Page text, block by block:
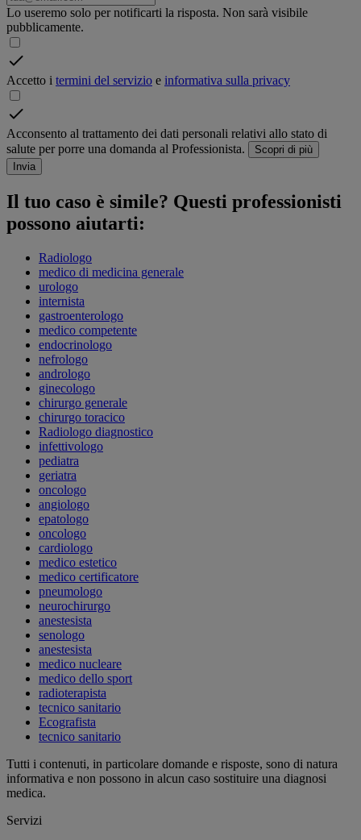
Lo useremo solo per notificarti la risposta. Non sarà visibile
pubblicamente.
Accetto i termini del servizio e informativa sulla privacy
Acconsento al trattamento dei dati personali relativi allo stato di
salute per porre una domanda al Professionista.
Scopri di più
Invia
Il tuo caso è simile? Questi professionisti
possono aiutarti:
Radiologo
medico di medicina generale
urologo
internista
gastroenterologo
medico competente
endocrinologo
nefrologo
andrologo
ginecologo
chirurgo generale
chirurgo toracico
Radiologo diagnostico
infettivologo
pediatra
geriatra
oncologo
angiologo
epatologo
oncologo
cardiologo
medico estetico
medico certificatore
pneumologo
neurochirurgo
anestesista
senologo
anestesista
medico nucleare
medico dello sport
radioterapista
tecnico sanitario
Ecografista
tecnico sanitario
Tutti i contenuti, in particolare domande e risposte, sono di natura
informativa e non possono in alcun caso sostituire una diagnosi
medica.
Servizi